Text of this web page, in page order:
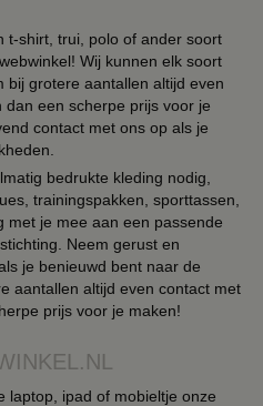
t-shirt, trui, polo of ander soort
Wij kunnen elk soort
bij grotere aantallen altijd even
een scherpe prijs voor je
contact met ons op als je
bedrukte kleding nodig,
trainingspakken, sporttassen,
met je mee aan een passende
Neem gerust en
je benieuwd bent naar de
aantallen altijd even contact met
prijs voor je maken!
laptop, ipad of mobieltje onze